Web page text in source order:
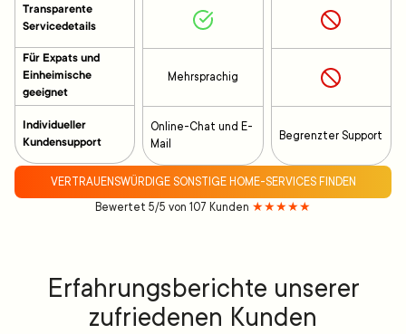
Transparente
Servicedetails
Für Expats und
Einheimische
geeignet
Individueller
Kundensupport
Mehrsprachig
Online-Chat und E-
Mail
Begrenzter Support
VERTRAUENSWÜRDIGE SONSTIGE HOME-SERVICES FINDEN
Bewertet 5/5 von 107 Kunden ★★★★★
Erfahrungsberichte unserer
zufriedenen Kunden